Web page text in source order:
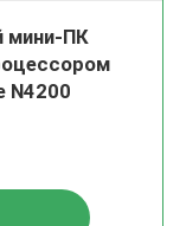
мини-ПК
N4200